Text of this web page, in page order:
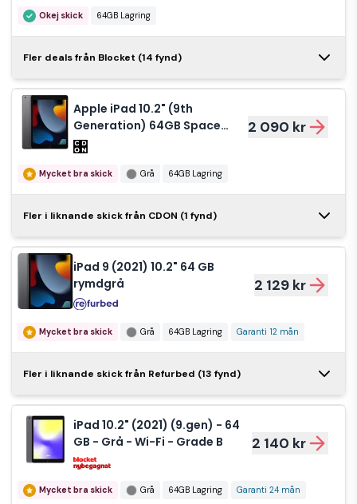
Okej skick 64GB Lagring
Apple iPad
Mycket bra skick 64GB Lagring
GB, WiFi
1 200 kr
Apple iPad
surfplatta 64 GB
grå 9th gen
Mycket bra skick Grå 64GB Lagring
Apple iPad
silver
Mycket bra skick Silver 64GB Lagring
Apple iPad 2021
(9th gen) 64 GB
Fler deals från Blocket (14 fynd)
Apple iPad 10.2" (9th
Generation) 64GB Space
Grey Grade B (Refurbished)
2 090 kr
Mycket bra skick Grå 64GB Lagring
Apple iPad 10.2"
Generation)
64GB Space
Grey Grade A
(Refurbished)
Mycket bra skick
64GB Lagring
Fler i liknande skick från CDON (1 fynd)
iPad 9 (2021) 10.2" 64 GB
rymdgrå
2 129 kr
Mycket bra skick Grå 64GB Lagring Garanti 12 mån
iPad 9 (2021)
silver
Mycket bra skick Silver 64GB Lagring
Garanti 12 mån
iPad 9 (2021)
Fler i liknande skick från Refurbed (13 fynd)
iPad 10.2" (2021) (9.gen) - 64
GB - Grå - Wi-Fi - Grade B
2 140 kr
Mycket bra skick Grå 64GB Lagring Garanti 24 mån